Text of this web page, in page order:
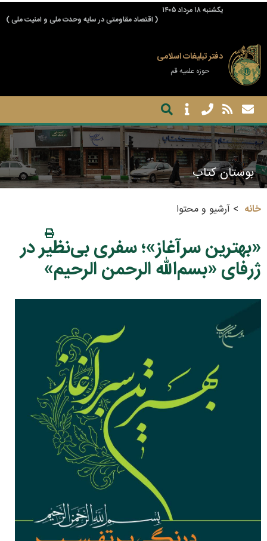
يكشنبه ۱۸ مرداد ۱۴۰۵
( اقتصاد مقاومتی در سایه وحدت ملی و امنیت ملی )
دفتر تبلیغات اسلامی
حوزه علمیه قم
بوستان کتاب
خانه آرشیو و محتوا
«بهترین سرآغاز»؛ سفری بی‌نظیر در
ژرفای «بسم‌الله الرحمن الرحیم»